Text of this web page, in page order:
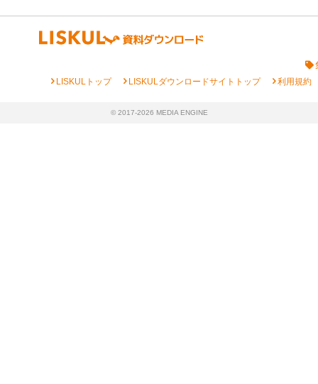
chevron_rightLISKULトップ chevron_rightLISKULダウンロードサイトトップ chevron_right利用規約
© 2017-2026 MEDIA ENGINE